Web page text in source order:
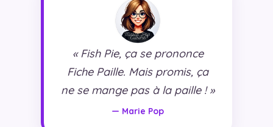
« Fish Pie, ça se prononce
Fiche Paille. Mais promis, ça
ne se mange pas à la paille ! »
— Marie Pop